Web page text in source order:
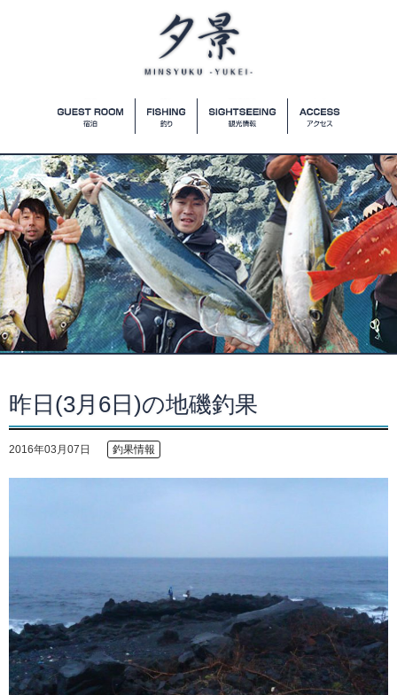
昨日(3月6日)の地磯釣果
2016年03月07日 釣果情報